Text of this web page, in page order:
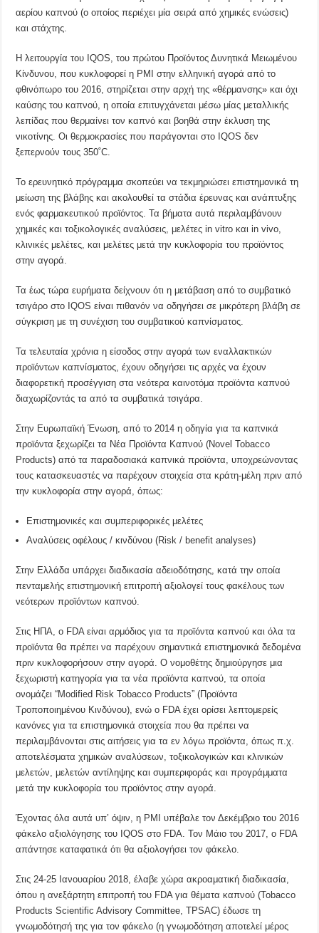
αερίου καπνού (ο οποίος περιέχει μία σειρά από χημικές ενώσεις)
και στάχτης.
Η λειτουργία του IQOS, του πρώτου Προϊόντος Δυνητικά Μειωμένου
Κίνδυνου, που κυκλοφορεί η ΡΜΙ στην ελληνική αγορά από το
φθινόπωρο του 2016, στηρίζεται στην αρχή της «θέρμανσης» και όχι
καύσης του καπνού, η οποία επιτυγχάνεται μέσω μίας μεταλλικής
λεπίδας που θερμαίνει τον καπνό και βοηθά στην έκλυση της
νικοτίνης. Οι θερμοκρασίες που παράγονται στο IQOS δεν
ξεπερνούν τους 350˚C.
Το ερευνητικό πρόγραμμα σκοπεύει να τεκμηριώσει επιστημονικά τη
μείωση της βλάβης και ακολουθεί τα στάδια έρευνας και ανάπτυξης
ενός φαρμακευτικού προϊόντος. Τα βήματα αυτά περιλαμβάνουν
χημικές και τοξικολογικές αναλύσεις, μελέτες in vitro και in vivo,
κλινικές μελέτες, και μελέτες μετά την κυκλοφορία του προϊόντος
στην αγορά.
Τα έως τώρα ευρήματα δείχνουν ότι η μετάβαση από το συμβατικό
τσιγάρο στο IQOS είναι πιθανόν να οδηγήσει σε μικρότερη βλάβη σε
σύγκριση με τη συνέχιση του συμβατικού καπνίσματος.
Τα τελευταία χρόνια η είσοδος στην αγορά των εναλλακτικών
προϊόντων καπνίσματος, έχουν οδηγήσει τις αρχές να έχουν
διαφορετική προσέγγιση στα νεότερα καινοτόμα προϊόντα καπνού
διαχωρίζοντάς τα από τα συμβατικά τσιγάρα.
Στην Ευρωπαϊκή Ένωση, από το 2014 η οδηγία για τα καπνικά
προϊόντα ξεχωρίζει τα Νέα Προϊόντα Καπνού (Novel Tobacco
Products) από τα παραδοσιακά καπνικά προϊόντα, υποχρεώνοντας
τους κατασκευαστές να παρέχουν στοιχεία στα κράτη-μέλη πριν από
την κυκλοφορία στην αγορά, όπως:
Επιστημονικές και συμπεριφορικές μελέτες
Αναλύσεις οφέλους / κινδύνου (Risk / benefit analyses)
Στην Ελλάδα υπάρχει διαδικασία αδειοδότησης, κατά την οποία
πενταμελής επιστημονική επιτροπή αξιολογεί τους φακέλους των
νεότερων προϊόντων καπνού.
Στις ΗΠΑ, ο FDA είναι αρμόδιος για τα προϊόντα καπνού και όλα τα
προϊόντα θα πρέπει να παρέχουν σημαντικά επιστημονικά δεδομένα
πριν κυκλοφορήσουν στην αγορά. Ο νομοθέτης δημιούργησε μια
ξεχωριστή κατηγορία για τα νέα προϊόντα καπνού, τα οποία
ονομάζει “Modified Risk Tobacco Products” (Προϊόντα
Τροποποιημένου Κινδύνου), ενώ ο FDA έχει ορίσει λεπτομερείς
κανόνες για τα επιστημονικά στοιχεία που θα πρέπει να
περιλαμβάνονται στις αιτήσεις για τα εν λόγω προϊόντα, όπως π.χ.
αποτελέσματα χημικών αναλύσεων, τοξικολογικών και κλινικών
μελετών, μελετών αντίληψης και συμπεριφοράς και προγράμματα
μετά την κυκλοφορία του προϊόντος στην αγορά.
Έχοντας όλα αυτά υπ’ όψιν, η PMI υπέβαλε τον Δεκέμβριο του 2016
φάκελο αξιολόγησης του IQOS στο FDA. Τον Μάιο του 2017, ο FDA
απάντησε καταφατικά ότι θα αξιολογήσει τον φάκελο.
Στις 24-25 Ιανουαρίου 2018, έλαβε χώρα ακροαματική διαδικασία,
όπου η ανεξάρτητη επιτροπή του FDA για θέματα καπνού (Tobacco
Products Scientific Advisory Committee, TPSAC) έδωσε τη
γνωμοδότησή της για τον φάκελο (η γνωμοδότηση αποτελεί μέρος